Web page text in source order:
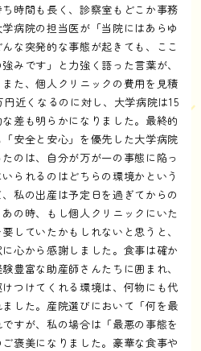
時間も長く、診察室もどこか事務
病院の担当医が「当院にはあらゆ
な突発的な事態が起きても、ここ
みです」と力強く語った言葉が、
た、個人クリニックの費用を見積
近くなるのに対し、大学病院は15
差も明らかになりました。最終的
安全と安心」を優先した大学病院
のは、自分が万が一の事態に陥っ
られるのはどちらの環境かという
私の出産は予定日を過ぎてからの
の時、もし個人クリニックにいた
していたかもしれないと思うと、
心から感謝しました。食事は確か
豊富な助産師さんたちに囲まれ、
つけてくれる環境は、何物にも代
した。産院選びにおいて「何を最
すが、私の場合は「最悪の事態を
褒美になりました。豪華な食事や